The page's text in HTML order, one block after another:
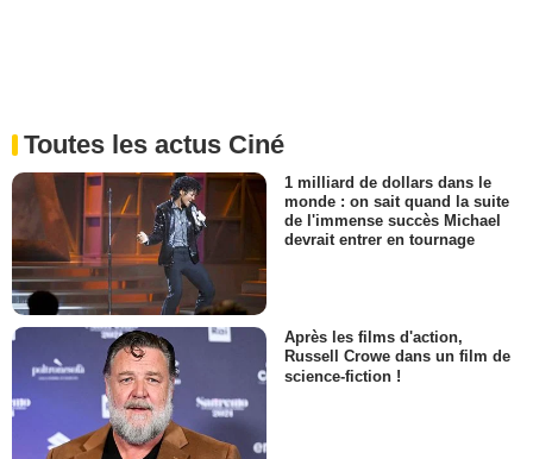
Toutes les actus Ciné
1 milliard de dollars dans le
monde : on sait quand la suite
de l'immense succès Michael
devrait entrer en tournage
Après les films d'action,
Russell Crowe dans un film de
science-fiction !